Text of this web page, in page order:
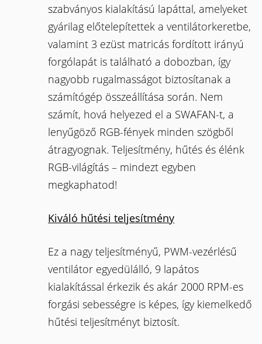
szabványos kialakítású lapáttal, amelyeket
gyárilag előtelepítettek a ventilátorkeretbe,
valamint 3 ezüst matricás fordított irányú
forgólapát is található a dobozban, így
nagyobb rugalmasságot biztosítanak a
számítógép összeállítása során. Nem
számít, hová helyezed el a SWAFAN-t, a
lenyűgöző RGB-fények minden szögből
átragyognak. Teljesítmény, hűtés és élénk
RGB-világítás – mindezt egyben
megkaphatod!
Kiváló hűtési teljesítmény
Ez a nagy teljesítményű, PWM-vezérlésű
ventilátor egyedülálló, 9 lapátos
kialakítással érkezik és akár 2000 RPM-es
forgási sebességre is képes, így kiemelkedő
hűtési teljesítményt biztosít.